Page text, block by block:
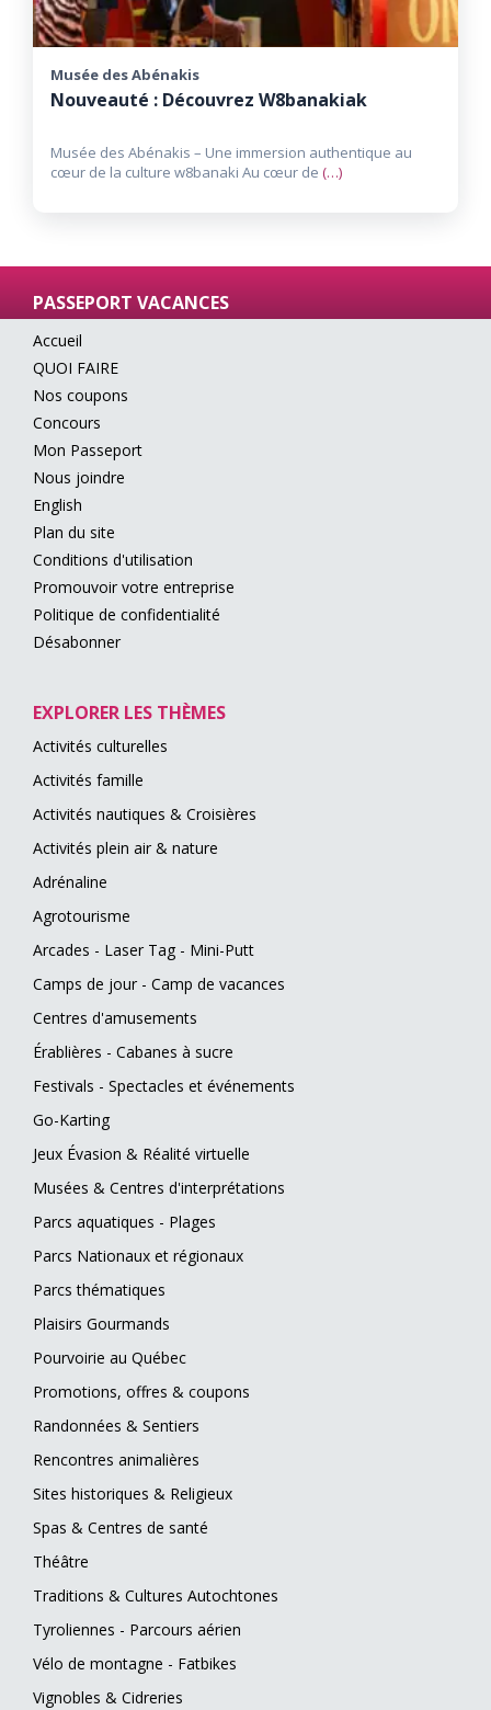
Musée des Abénakis
Nouveauté : Découvrez W8banakiak
Musée des Abénakis – Une immersion authentique au
cœur de la culture w8banaki Au cœur de (…)
PASSEPORT VACANCES
Accueil
QUOI FAIRE
Nos coupons
Concours
Mon Passeport
Nous joindre
English
Plan du site
Conditions d'utilisation
Promouvoir votre entreprise
Politique de confidentialité
Désabonner
EXPLORER LES THÈMES
Activités culturelles
Activités famille
Activités nautiques & Croisières
Activités plein air & nature
Adrénaline
Agrotourisme
Arcades - Laser Tag - Mini-Putt
Camps de jour - Camp de vacances
Centres d'amusements
Érablières - Cabanes à sucre
Festivals - Spectacles et événements
Go-Karting
Jeux Évasion & Réalité virtuelle
Musées & Centres d'interprétations
Parcs aquatiques - Plages
Parcs Nationaux et régionaux
Parcs thématiques
Plaisirs Gourmands
Pourvoirie au Québec
Promotions, offres & coupons
Randonnées & Sentiers
Rencontres animalières
Sites historiques & Religieux
Spas & Centres de santé
Théâtre
Traditions & Cultures Autochtones
Tyroliennes - Parcours aérien
Vélo de montagne - Fatbikes
Vignobles & Cidreries